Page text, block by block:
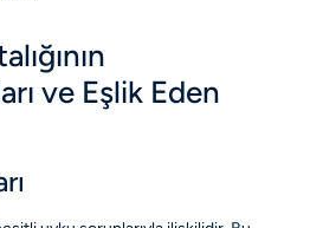
ve Eşlik Eden